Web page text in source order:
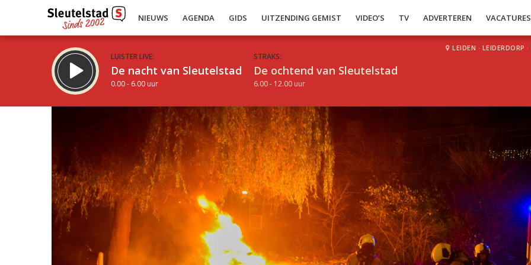
NIEUWS AGENDA GIDS UITZENDING GEMIST VIDEO’S TV ADVERTEREN VACATURES
LUISTER LIVE:
De nacht van Sleutelstad
0.00 - 6.00 uur
STRAKS:
De ochtend van Sleutelstad
6.00 - 12.00 uur
LEIDEN · LEIDERDORP ·
Inklappen